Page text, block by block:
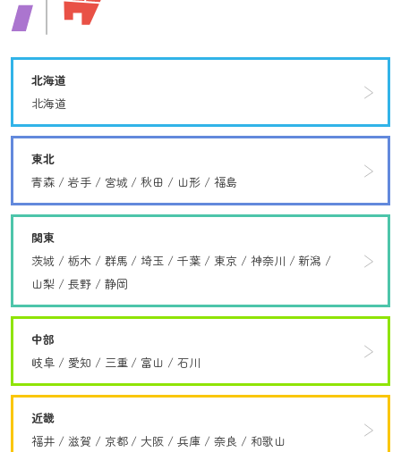
北海道
北海道
東北
青森
岩手 宮城 秋田 山形 福島
関東
茨城
栃木 群馬 埼玉 千葉 東京 神奈川
新潟
山梨
長野 静岡
中部
岐阜
愛知 三重 富山 石川
近畿
福井
滋賀 京都 大阪 兵庫 奈良 和歌山